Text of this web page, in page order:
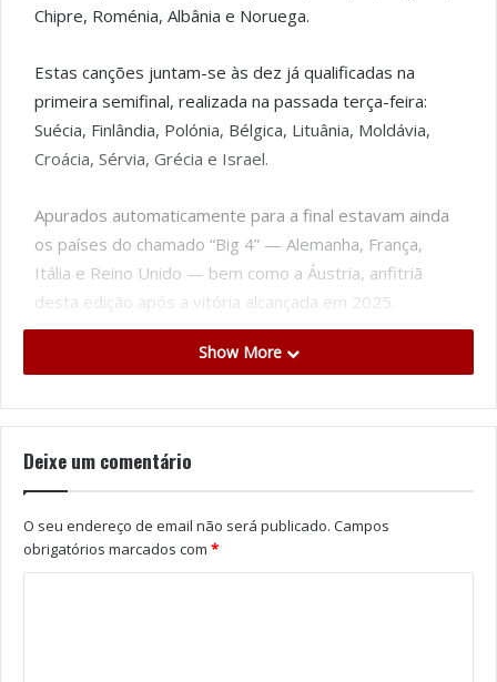
Chipre, Roménia, Albânia e Noruega.
Estas canções juntam-se às dez já qualificadas na
primeira semifinal, realizada na passada terça-feira:
Suécia, Finlândia, Polónia, Bélgica, Lituânia, Moldávia,
Croácia, Sérvia, Grécia e Israel.
Apurados automaticamente para a final estavam ainda
os países do chamado “Big 4” — Alemanha, França,
Itália e Reino Unido — bem como a Áustria, anfitriã
desta edição após a vitória alcançada em 2025.
Portugal ficou afastado da final. O grupo Bandidos do
suficientes para seguir em frente na primeira semifinal.
Marino, Estónia, Letónia, Luxemburgo, Arménia,
A final do Festival Eurovisão da Canção 2026 será
Show More
Deixe um comentário
O seu endereço de email não será publicado. Campos
obrigatórios marcados com *